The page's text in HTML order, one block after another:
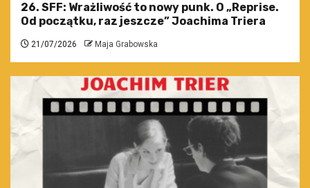
26. SFF: Wrażliwość to nowy punk. O „Reprise.
Od początku, raz jeszcze” Joachima Triera
21/07/2026 Maja Grabowska